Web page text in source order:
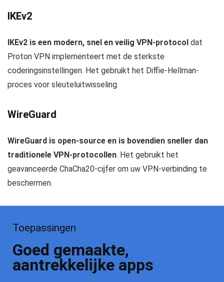
IKEv2
IKEv2 is een modern, snel en veilig VPN-protocol dat
Proton VPN implementeert met de sterkste
coderingsinstellingen. Het gebruikt het Diffie-Hellman-
proces voor sleuteluitwisseling.
WireGuard
WireGuard is open-source en is bovendien sneller dan
traditionele VPN-protocollen. Het gebruikt het
geavanceerde ChaCha20-cijfer om uw VPN-verbinding te
beschermen.
Toepassingen
Goed gemaakte,
aantrekkelijke apps